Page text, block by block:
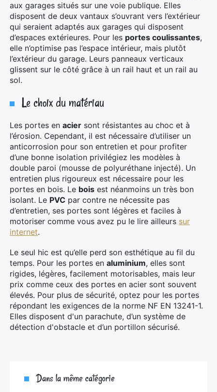
aux garages situés sur une voie publique. Elles
disposent de deux vantaux s’ouvrant vers l’extérieur
qui seraient adaptés aux garages qui disposent
d’espaces extérieures. Pour les portes coulissantes,
elle n’optimise pas l’espace intérieur, mais plutôt
l’extérieur du garage. Leurs panneaux verticaux
glissent sur le côté grâce à un rail haut et un rail au
sol.
Le choix du matériau
Les portes en acier sont résistantes au choc et à
l’érosion. Cependant, il est nécessaire d’utiliser un
anticorrosion pour son entretien et pour profiter
d’une bonne isolation privilégiez les modèles à
double paroi (mousse de polyuréthane injecté). Un
entretien plus rigoureux est nécessaire pour les
portes en bois. Le bois est néanmoins un très bon
isolant. Le PVC par contre ne nécessite pas
d’entretien, ses portes sont légères et faciles à
motoriser comme vous avez pu le lire ailleurs sur
internet.
Le seul hic est qu’elle perd son esthétique au fil du
temps. Pour les portes en aluminium, elles sont
rigides, légères, facilement motorisables, mais leur
prix comme ceux des portes en acier sont souvent
élevés. Pour plus de sécurité, optez pour les portes
répondant les exigences de la norme NF EN 13241-1.
Elles disposent d'un parachute, d’un système de
détection d'obstacle et d’un portillon sécurisé.
Dans la même catégorie
×
Rechercher
: